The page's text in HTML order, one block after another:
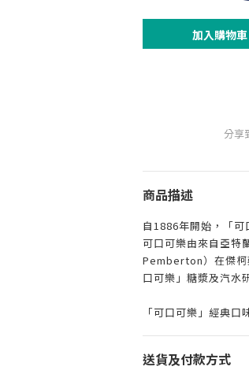
加入購物車
分享
商品描述
自1886年開始，「可
可口可樂由來自亞特
Pemberton）在傑
口可樂」糖漿及汽水
「可口可樂」經典口
送貨及付款方式